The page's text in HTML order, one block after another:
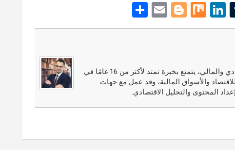
T
u
r
Li
n
n
M
ix
Bl
o
er
E
m
h
مجدي النوري محلل أسواق مالية ومختص في التحليل الاقتصادي والمالي، يتمتع بخبرة تمتد لأكثر من 16 عامًا في
والأسواق المالية، وقد عمل مع جهات
المحتوى والتحليل الاقتصادي.